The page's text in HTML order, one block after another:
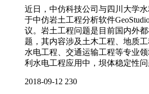
近日，中仿科技公司与四川大学
于中仿岩土工程分析软件
议。岩土工程问题是目前国内外
题，其内容涉及土木工程、地质
水电工程、交通运输工程等专业
利水电工程应用中，坝体稳定性
2018-09-12 230